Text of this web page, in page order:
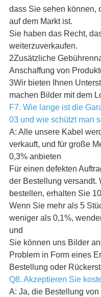
dass Sie sehen können,
auf dem Markt ist.
Sie haben das Recht,
weiterzuverkaufen.
2Zusätzliche
Anschaffung von
3Wir bieten Ihnen
machen Bilder mit dem
F7. Wie lange ist die
03 und wie schützt man
A: Alle unsere Kabel
verkauft, und für große
0,3% anbieten
Für einen defekten
der Bestellung versandt.
bestellen, erhalten Sie
Wenn Sie mehr als 5
weniger als 0,1%,
und
Sie können uns Bilder
Problem in Form eines
Bestellung oder
Q8. Akzeptieren Sie
A: Ja, die Bestellung